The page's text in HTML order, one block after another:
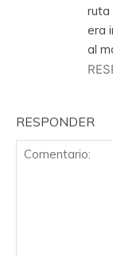
ruta
era
al
RESPONDER